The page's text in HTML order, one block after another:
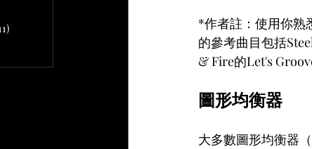
*作者註：使用你熟
的參考曲目包括
& Fire的Let's
圖形均衡器
大多數圖形均衡器